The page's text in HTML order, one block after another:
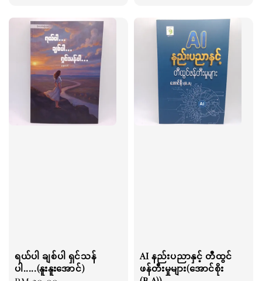
ရယ်ပါ ချစ်ပါ ရှင်သန်
ပါ.....(နူးနူးအောင်)
AI နည်းပညာနှင့် တီထွင်
ဖန်တီးမှုများ(အောင်စိုး